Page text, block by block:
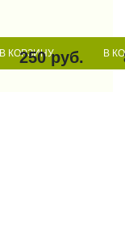
В КОРЗИНУ
250 руб. В